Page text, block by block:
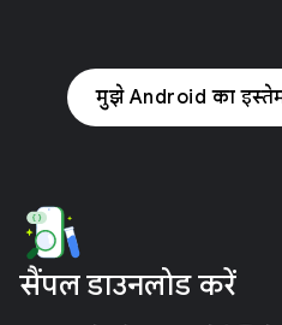
मुझे Android का
सैंपल डाउनलोड करें